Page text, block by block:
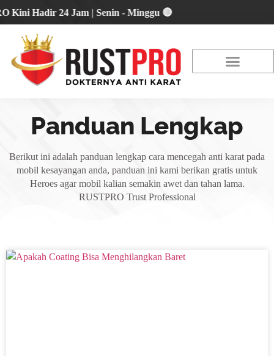
Hadir 24 Jam | Senin - Minggu 🔴
Panduan Lengkap
Berikut ini adalah panduan lengkap cara mencegah anti karat pada
mobil kesayangan anda, panduan ini kami berikan gratis untuk
Heroes agar mobil kalian semakin awet dan tahan lama.
RUSTPRO Trust Professional